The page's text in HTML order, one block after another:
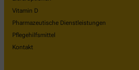
Vitamin D
Pharmazeutische Dienstleistungen
Pflegehilfsmittel
Kontakt